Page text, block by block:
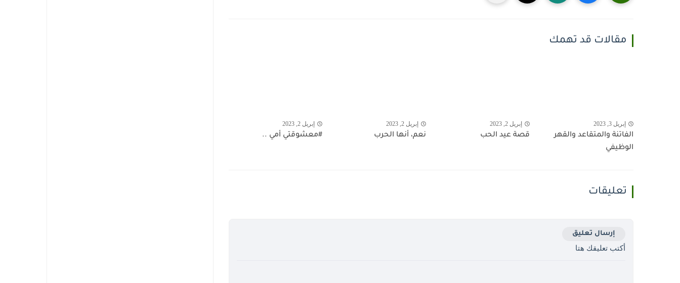
مقالات قد تهمك
إبريل 3, 2023
الفاتنة والمتقاعد والقهر
الوظيفي
إبريل 2, 2023
قصة عيد الحب
إبريل 2, 2023
نعم، أنها الحرب
إبريل 2, 2023
#معشوقتي أمي ..
تعليقات
إرسال تعليق
أكتب تعليقك هتا